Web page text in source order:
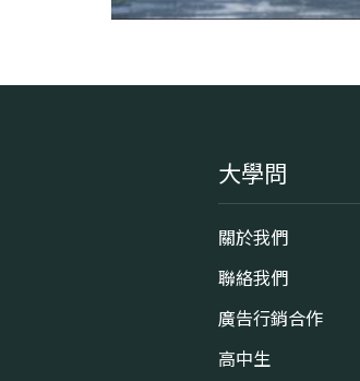
大學問
關於我們
聯絡我們
廣告行銷合作
高中生